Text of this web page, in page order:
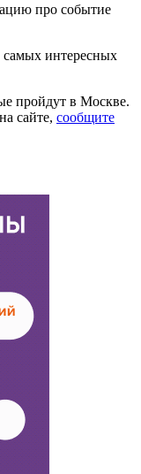
про событие
интересных
пройдут в Москве.
сайте, сообщите